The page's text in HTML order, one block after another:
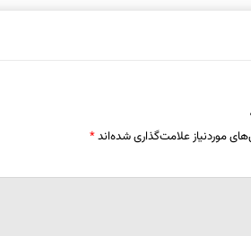
موردنیاز علامت‌گذاری شده‌اند*